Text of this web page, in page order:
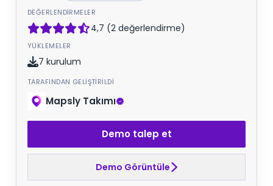
DEĞERLENDIRMELER
4,7 (2 değerlendirme)
YÜKLEMELER
7 kurulum
TARAFINDAN GELIŞTIRILDI
Mapsly Takımı
Demo talep et
Demo Görüntüle